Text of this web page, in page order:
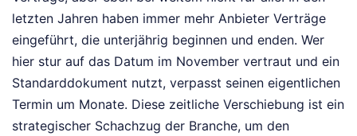
letzten Jahren haben immer mehr Anbieter Verträge
eingeführt, die unterjährig beginnen und enden. Wer
hier stur auf das Datum im November vertraut und ein
Standarddokument nutzt, verpasst seinen eigentlichen
Termin um Monate. Diese zeitliche Verschiebung ist ein
strategischer Schachzug der Branche, um den